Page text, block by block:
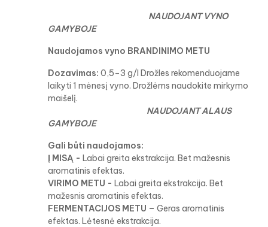
NAUDOJANT VYNO
GAMYBOJE
Naudojamos vyno BRANDINIMO METU
Dozavimas: 0,5–3 g/l Drožles rekomenduojame
laikyti 1 mėnesį vyno. Drožlėms naudokite mirkymo
maišelį.
NAUDOJANT ALAUS
GAMYBOJE
Gali būti naudojamos:
Į MISĄ - Labai greita ekstrakcija. Bet mažesnis
aromatinis efektas.
VIRIMO METU - Labai greita ekstrakcija. Bet
mažesnis aromatinis efektas.
FERMENTACIJOS METU – Geras aromatinis
efektas. Lėtesnė ekstrakcija.